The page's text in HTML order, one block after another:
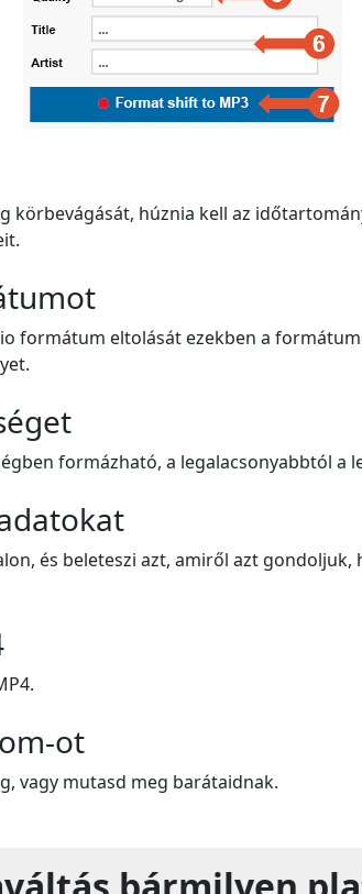
körbevágását, húznia kell az
formátum eltolását ezekben a
formázható, a legalacsonyabbtól a
és beleteszi azt, amiről azt gondoljuk,
ot
vagy mutasd meg barátaidnak.